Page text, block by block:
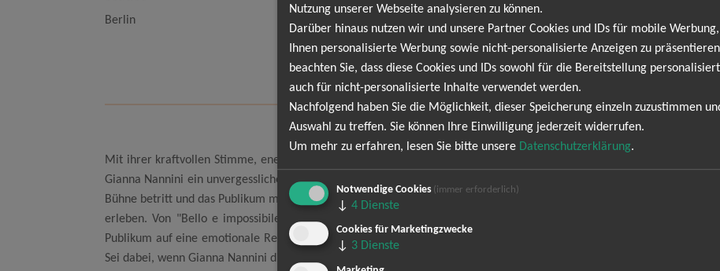
Berlin
Berlin
Waldbühne
19.09.2026
19:00 Uhr
Gianna Nannini
Mit ihrer kraftvollen Stimme, energiegeladenen Bühnenpräsenz und einer beeindruckenden Karriere, die über vier
Gianna Nannini ein unvergessliches Erlebnis zu werden. Erlebe eine einzigartige Kombination aus Rock, Pop und
Bühne betritt und das Publikum mit ihrer unverkennbaren Musik verzaubert. Das Konzert bietet die perfekte
erleben. Von "Bello e impossibile" über "Meravigliosa creatura" bis hin zu "Sei nell'anima" – Gianna Nannini
Publikum auf eine emotionale Reise durch ihre musikalische Evolution. Sichere dir jetzt deine Tickets, um Teil dieses
Sei dabei, wenn Gianna Nannini die Bühne rockt und ihre zeitlosen Hits live präsentiert.
Nutzung unserer Webseite analysieren zu können.
Darüber hinaus nutzen wir und unsere Partner Cookies und IDs für mobile
Ihnen personalisierte Werbung sowie nicht-personalisierte Anzeigen zu
beachten Sie, dass diese Cookies und IDs sowohl für die Bereitstellung
auch für nicht-personalisierte Inhalte verwendet werden.
Nachfolgend haben Sie die Möglichkeit, dieser Speicherung einzeln zuzustimmen
Auswahl zu treffen. Sie können Ihre Einwilligung jederzeit widerrufen.
Um mehr zu erfahren, lesen Sie bitte unsere Datenschutzerklärung.
Notwendige Cookies (immer erforderlich)
↓ 4 Dienste
Cookies für Marketingzwecke
↓ 3 Dienste